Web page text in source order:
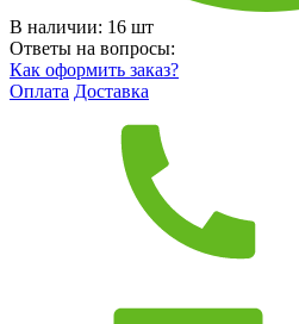
В наличии: 16 шт
Ответы на вопросы:
Как оформить заказ?
Оплата Доставка